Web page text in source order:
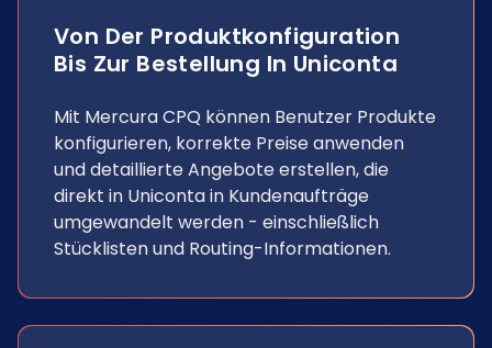
Von Der Produktkonfiguration
Bis Zur Bestellung In Uniconta
Mit Mercura CPQ können Benutzer Produkte
konfigurieren, korrekte Preise anwenden
und detaillierte Angebote erstellen, die
direkt in Uniconta in Kundenaufträge
umgewandelt werden - einschließlich
Stücklisten und Routing-Informationen.